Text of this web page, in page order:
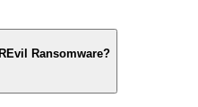
What are the Notable Incidents of REvil Ransomware?